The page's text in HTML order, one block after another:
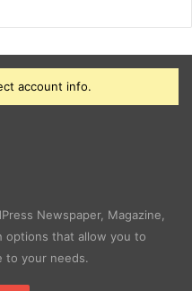
account info.
Newspaper, Magazine,
options that allow you to
to your needs.